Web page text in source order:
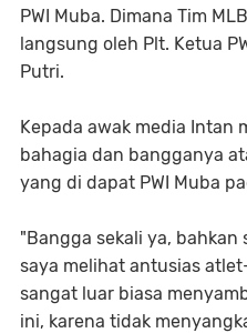
PWI Muba. Dimana Tim
langsung oleh Plt. Ketua
Putri.
Kepada awak media Intan
bahagia dan bangganya
yang di dapat PWI Muba
"Bangga sekali ya,
saya melihat antusias
sangat luar biasa
ini, karena tidak